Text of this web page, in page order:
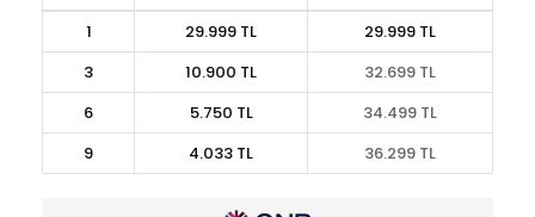
1
29.999 TL
29.999 TL
3
10.900 TL
32.699 TL
6
5.750 TL
34.499 TL
9
4.033 TL 36.299 TL